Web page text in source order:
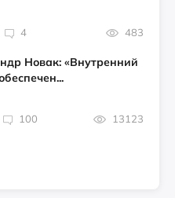
4 483
Новак: «Внутренний
100 13123